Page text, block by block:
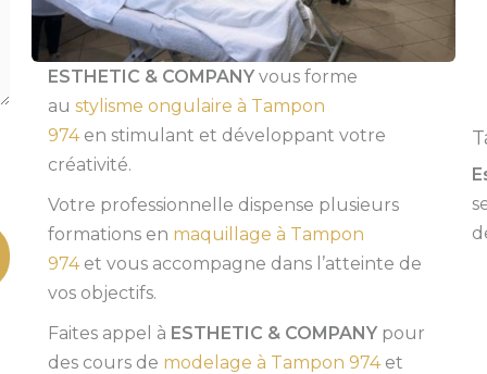
ESTHETIC & COMPANY vous forme
au stylisme ongulaire à Tampon
974en stimulant et développant votre
créativité.
Votre professionnelle dispense plusieurs
formations en maquillage à Tampon
974et vous accompagne dans l’atteinte de
vos objectifs.
Faites appel à ESTHETIC & COMPANY pour
des cours de modelage à Tampon 974et